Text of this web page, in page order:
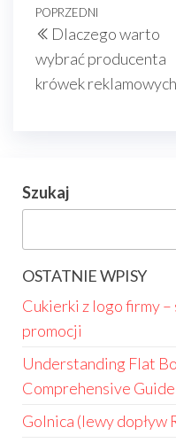
Nawigacja
wpisu
Poprzedni
wpis
POPRZEDNI
Dlaczego warto
wybrać producenta
krówek
Szukaj
OSTATNIE WPISY
Cukierki z logo firmy –
promocji
Understanding Flat
Comprehensive Guide
Golnica (lewy dopływ